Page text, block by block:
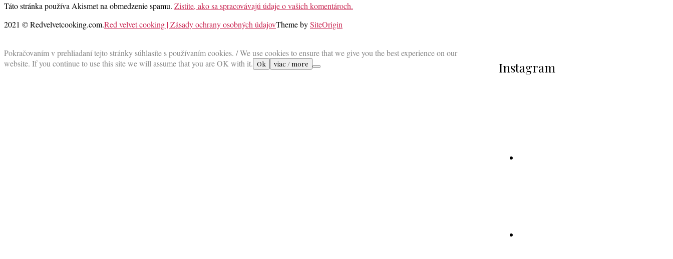
Táto stránka používa Akismet na obmedzenie spamu. Zistite, ako sa spracovávajú údaje o vašich komentároch.
Instagram
2021 © Redvelvetcooking.com.Red velvet cooking | Zásady ochrany osobných údajovTheme bySiteOrigin
top
Pokračovaním v prehliadaní tejto stránky súhlasíte s používaním cookies. / We use cookies to ensure that we give you the best experience on our
website. If you continue to use this site we will assume that you are OK with it. Ok viac / more